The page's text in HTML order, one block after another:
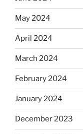
May 2024
April 2024
March 2024
February 2024
January 2024
December 2023